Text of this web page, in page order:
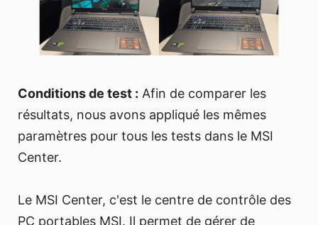
Conditions de test : Afin de comparer les
résultats, nous avons appliqué les mêmes
paramètres pour tous les tests dans le MSI
Center.
Le MSI Center, c'est le centre de contrôle des
PC portables MSI. Il permet de gérer de